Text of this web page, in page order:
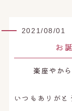
開業サ
2021/08/01
お
楽座やか
いつもありがと